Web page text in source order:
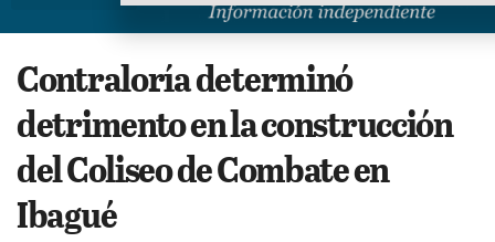
Contraloría determinó
detrimento en la construcción
del Coliseo de Combate en
Ibagué